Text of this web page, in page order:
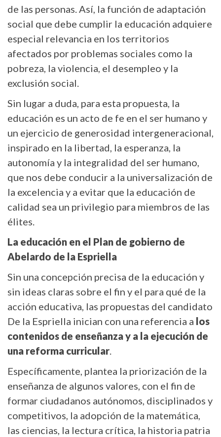
de las personas. Así, la función de adaptación
social que debe cumplir la educación adquiere
especial relevancia en los territorios
afectados por problemas sociales como la
pobreza, la violencia, el desempleo y la
exclusión social.
Sin lugar a duda, para esta propuesta, la
educación es un acto de fe en el ser humano y
un ejercicio de generosidad intergeneracional,
inspirado en la libertad, la esperanza, la
autonomía y la integralidad del ser humano,
que nos debe conducir a la universalización de
la excelencia y a evitar que la educación de
calidad sea un privilegio para miembros de las
élites.
La educación en el Plan de gobierno de
Abelardo de la Espriella
Sin una concepción precisa de la educación y
sin ideas claras sobre el fin y el para qué de la
acción educativa, las propuestas del candidato
De la Espriella inician con una referencia a los
contenidos de enseñanza y a la ejecución de
una reforma curricular.
Específicamente, plantea la priorización de la
enseñanza de algunos valores, con el fin de
formar ciudadanos autónomos, disciplinados y
competitivos, la adopción de la matemática,
las ciencias, la lectura crítica, la historia patria